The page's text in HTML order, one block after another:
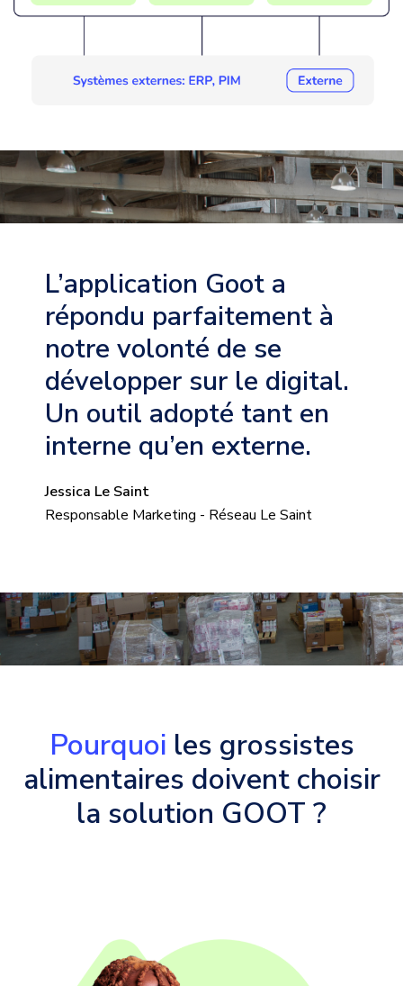
L’application Goot a
répondu parfaitement à
notre volonté de se
développer sur le digital.
Un outil adopté tant en
interne qu’en externe.
Jessica Le Saint
Responsable Marketing - Réseau Le Saint
Pourquoi les grossistes
alimentaires doivent choisir
la solution GOOT ?